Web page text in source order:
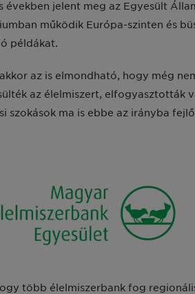
jelent meg az Egyesült
működik Európa-szinten és
példákat.
az is elmondható, hogy még
az élelmiszert, elfogyasztották
ma is ebbe az irányba
több élelmiszerbank fog